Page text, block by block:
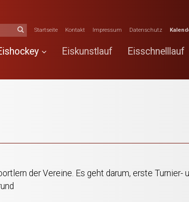
Startseite Kontakt Impressum Datenschutz
Eiskunstlauf Eisschnelllauf
der Vereine. Es geht darum, erste